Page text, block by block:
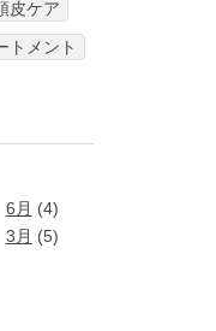
皮ケア
トメント
6月 (4)
3月 (5)